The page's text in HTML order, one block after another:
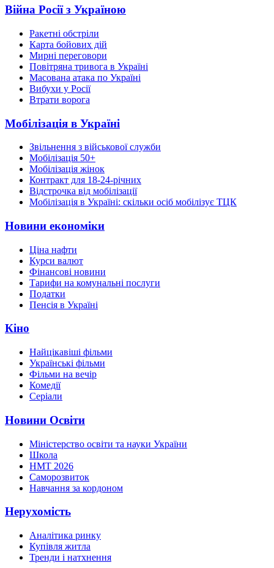
Війна Росії з Україною
Ракетні обстріли
Карта бойових дій
Мирні переговори
Повітряна тривога в Україні
Масована атака по Україні
Вибухи у Росії
Втрати ворога
Мобілізація в Україні
Звільнення з військової служби
Мобілізація 50+
Мобілізація жінок
Контракт для 18-24-річних
Відстрочка від мобілізації
Мобілізація в Україні: скільки осіб мобілізує ТЦК
Новини економіки
Ціна нафти
Курси валют
Фінансові новини
Тарифи на комунальні послуги
Податки
Пенсія в Україні
Кіно
Найцікавіші фільми
Українські фільми
Фільми на вечір
Комедії
Серіали
Новини Освіти
Міністерство освіти та науки України
Школа
НМТ 2026
Саморозвиток
Навчання за кордоном
Нерухомість
Аналітика ринку
Купівля житла
Тренди і натхнення